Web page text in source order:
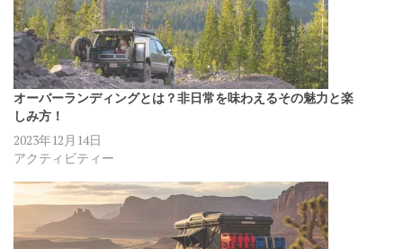
オーバーランディングとは？非日常を味わえるその魅力と楽
しみ方！
2023年12月14日
アクティビティー